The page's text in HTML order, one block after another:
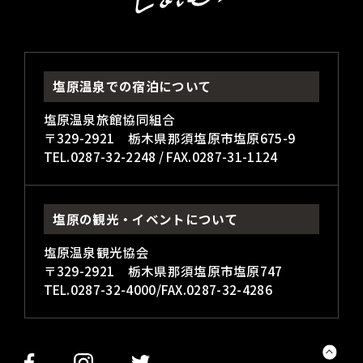
塩原温泉での宿泊について
塩原温泉旅館協同組合
〒329-2921 栃木県那須塩原市塩原675-9
TEL.0287-32-2248 / FAX.0287-31-1124
塩原の観光・イベントについて
塩原温泉観光協会
〒329-2921 栃木県那須塩原市塩原747
TEL.0287-32-4000/FAX.0287-32-4286